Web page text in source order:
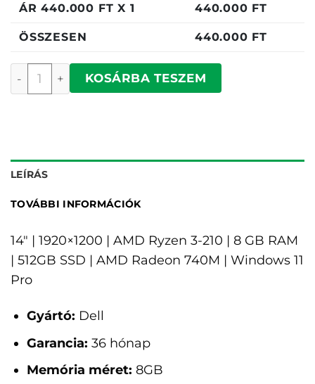
ÁR440.000 FT X 1 440.000 FT
ÖSSZESEN 440.000 FT
Dell Pro mennyiségKOSÁRBA TESZEM
LEÍRÁS
TOVÁBBI INFORMÁCIÓK
14" | 1920×1200 | AMD Ryzen 3-210 | 8 GB RAM
| 512GB SSD | AMD Radeon 740M | Windows 11
Pro
Gyártó: Dell
Garancia: 36 hónap
Memória méret: 8GB